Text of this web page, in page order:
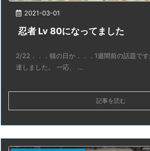
2021-03-01
忍者 Lv 80になってました
2/22．．．猫の日か．．．1週間前の話題で
達しました。 一応、 ...
記事を読む